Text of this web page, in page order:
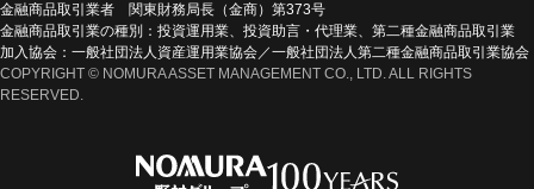
金融商品取引業者 関東財務局長（金商）第373号
金融商品取引業の種別：投資運用業、投資助言・代理業、第二種金融商品取引業
加入協会：一般社団法人資産運用業協会／一般社団法人第二種金融商品取引業協会
COPYRIGHT © NOMURA ASSET MANAGEMENT CO., LTD. ALL RIGHTS
RESERVED.